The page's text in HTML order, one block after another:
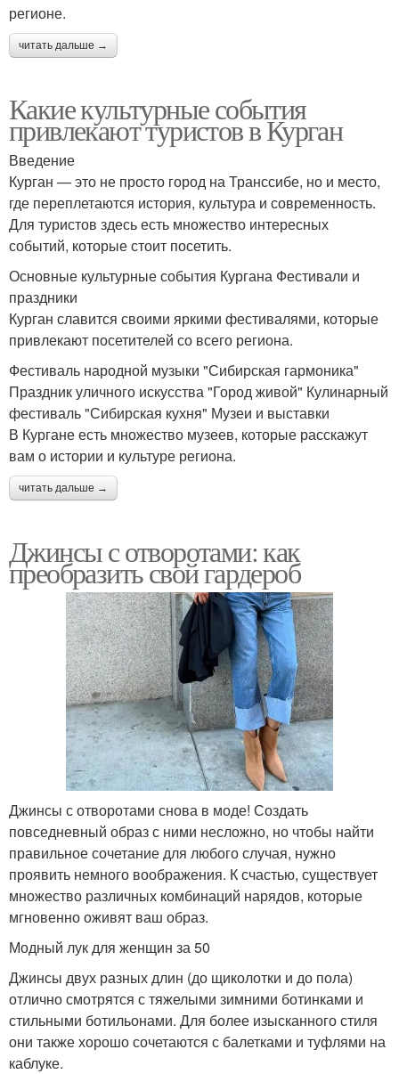
регионе.
читать дальше →
Какие культурные события
привлекают туристов в Курган
Введение
Курган — это не просто город на Транссибе, но и место,
где переплетаются история, культура и современность.
Для туристов здесь есть множество интересных
событий, которые стоит посетить.
Основные культурные события Кургана Фестивали и
праздники
Курган славится своими яркими фестивалями, которые
привлекают посетителей со всего региона.
Фестиваль народной музыки "Сибирская гармоника"
Праздник уличного искусства "Город живой" Кулинарный
фестиваль "Сибирская кухня" Музеи и выставки
В Кургане есть множество музеев, которые расскажут
вам о истории и культуре региона.
читать дальше →
Джинсы с отворотами: как
преобразить свой гардероб
Джинсы с отворотами снова в моде! Создать
повседневный образ с ними несложно, но чтобы найти
правильное сочетание для любого случая, нужно
проявить немного воображения. К счастью, существует
множество различных комбинаций нарядов, которые
мгновенно оживят ваш образ.
Модный лук для женщин за 50
Джинсы двух разных длин (до щиколотки и до пола)
отлично смотрятся с тяжелыми зимними ботинками и
стильными ботильонами. Для более изысканного стиля
они также хорошо сочетаются с балетками и туфлями на
каблуке.